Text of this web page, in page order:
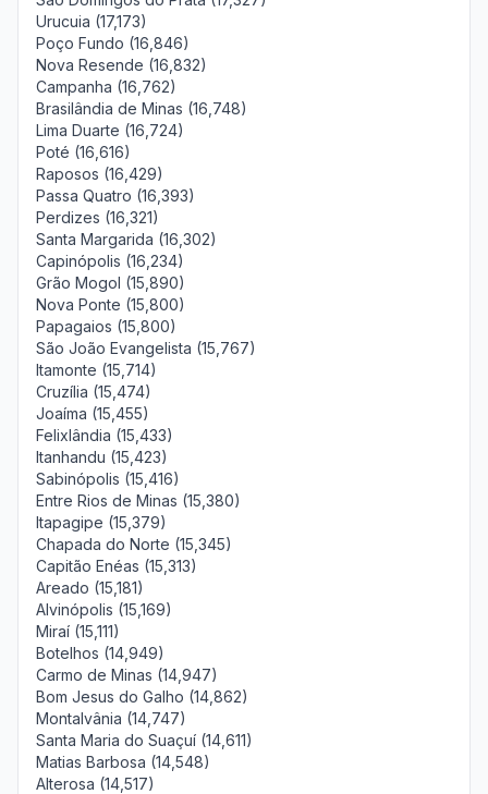
Urucuia (17,173)
Poço Fundo (16,846)
Nova Resende (16,832)
Campanha (16,762)
Brasilândia de Minas (16,748)
Lima Duarte (16,724)
Poté (16,616)
Raposos (16,429)
Passa Quatro (16,393)
Perdizes (16,321)
Santa Margarida (16,302)
Capinópolis (16,234)
Grão Mogol (15,890)
Nova Ponte (15,800)
Papagaios (15,800)
São João Evangelista (15,767)
Itamonte (15,714)
Cruzília (15,474)
Joaíma (15,455)
Felixlândia (15,433)
Itanhandu (15,423)
Sabinópolis (15,416)
Entre Rios de Minas (15,380)
Itapagipe (15,379)
Chapada do Norte (15,345)
Capitão Enéas (15,313)
Areado (15,181)
Alvinópolis (15,169)
Miraí (15,111)
Botelhos (14,949)
Carmo de Minas (14,947)
Bom Jesus do Galho (14,862)
Montalvânia (14,747)
Santa Maria do Suaçuí (14,611)
Matias Barbosa (14,548)
Alterosa (14,517)